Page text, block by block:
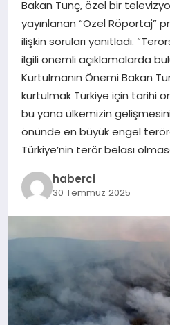
MAGAZIN
SAĞLIK
SIYASET
SPOR
TEKNOLOJI
YAŞAM
Bakan Tunç, özel bir
yayınlanan “Özel Röportaj”
ilişkin soruları yanıtladı.
ilgili önemli açıklamalarda
Kurtulmanın Önemi Bakan
kurtulmak Türkiye için tarihi
bu yana ülkemizin
önünde en büyük engel
Türkiye’nin terör belası
haberci
30 Temmuz 2025